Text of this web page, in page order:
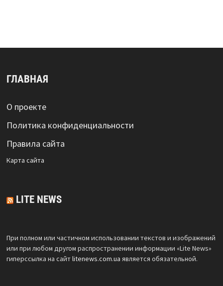
ГЛАВНАЯ
О проекте
Политика конфиденциальности
Правила сайта
Карта сайта
LITE NEWS
При полном или частичном использовании текстов и изображений
или при любом другом распространении информации «Lite News»
гиперссылка на сайтlitenews.com.ua является обязательной.